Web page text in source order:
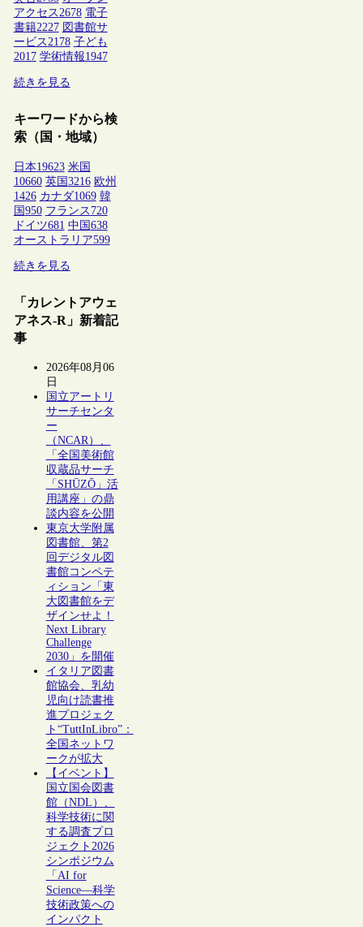
アクセス2678 電子
書籍2227 図書館サ
ービス2178 子ども
2017 学術情報1947
続きを見る
キーワードから検
索（国・地域）
日本19623 米国
10660 英国3216 欧州
1426 カナダ1069 韓
国950 フランス 720
ドイツ681 中国638
オーストラリア599
続きを見る
「カレントアウェ
アネス-R」新着記
事
2026年08月06
日
国立アートリ
サーチセンタ
ー
（NCAR）、
「全国美術館
収蔵品サーチ
「SHŪZŌ」活
用講座」の鼎
談内容を公開
東京大学附属
図書館、第2
回デジタル図
書館コンペテ
ィション「東
大図書館をデ
ザインせよ！
Next Library
Challenge
2030」を開催
イタリア図書
館協会、乳幼
児向け読書推
進プロジェク
ト“TuttInLibro”：
全国ネットワ
ークが拡大
【イベント】
国立国会図書
館（NDL）、
科学技術に関
する調査プロ
ジェクト2026
シンポジウム
「AI for
Science―科学
技術政策への
インパクト